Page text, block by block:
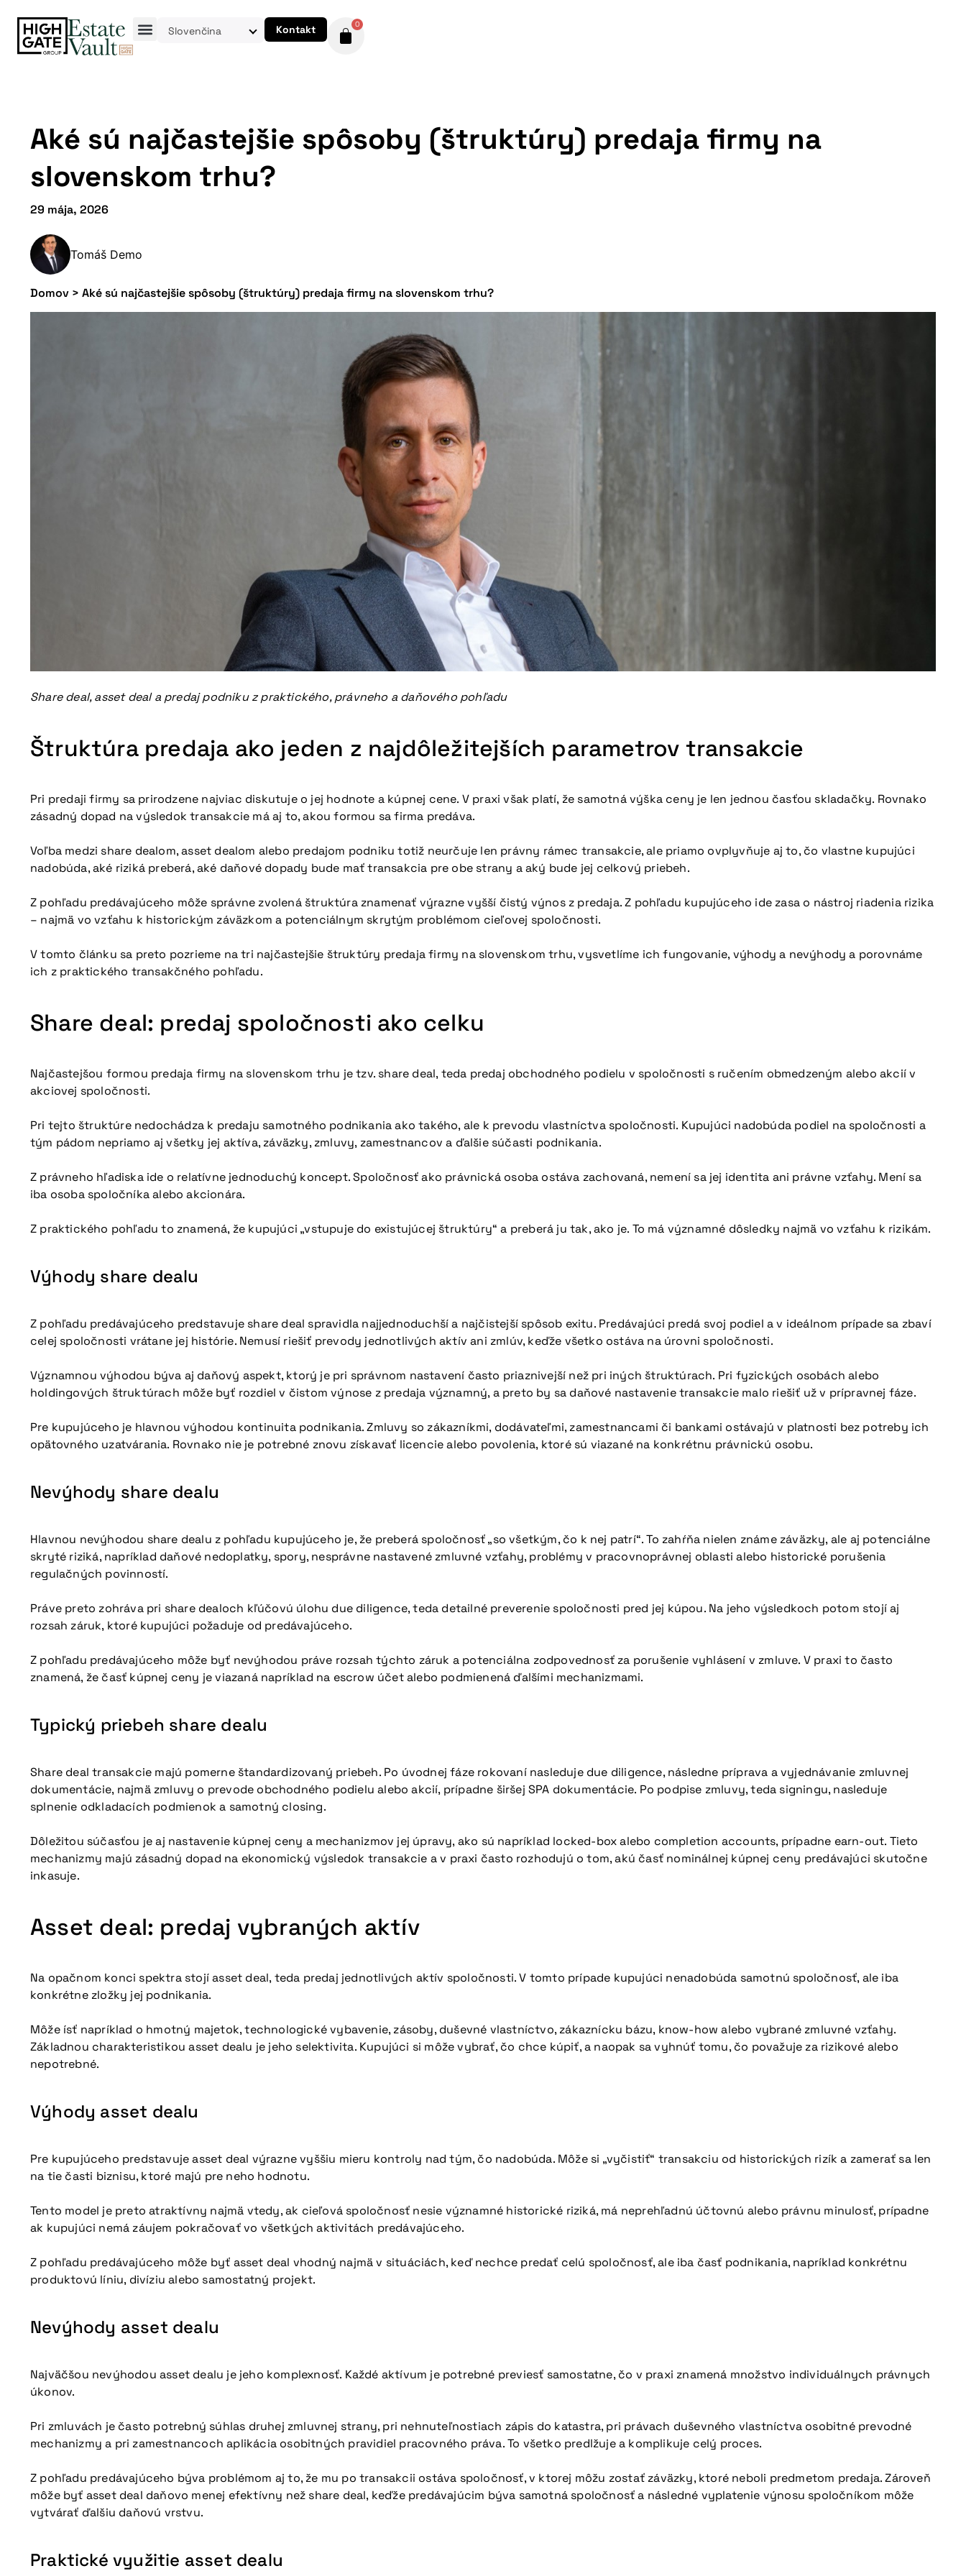
Slovenčina Kontakt 0
Aké sú najčastejšie spôsoby (štruktúry) predaja firmy na
slovenskom trhu?
29 mája, 2026
Tomáš Demo
Domov > Aké sú najčastejšie spôsoby (štruktúry) predaja firmy na slovenskom trhu?
Share deal, asset deal a predaj podniku z praktického, právneho a daňového pohľadu
Štruktúra predaja ako jeden z najdôležitejších parametrov transakcie
Pri predaji firmy sa prirodzene najviac diskutuje o jej hodnote a kúpnej cene. V praxi však platí, že samotná výška ceny je len jednou časťou skladačky. Rovnako
zásadný dopad na výsledok transakcie má aj to, akou formou sa firma predáva.
Voľba medzi share dealom, asset dealom alebo predajom podniku totiž neurčuje len právny rámec transakcie, ale priamo ovplyvňuje aj to, čo vlastne kupujúci
nadobúda, aké riziká preberá, aké daňové dopady bude mať transakcia pre obe strany a aký bude jej celkový priebeh.
Z pohľadu predávajúceho môže správne zvolená štruktúra znamenať výrazne vyšší čistý výnos z predaja. Z pohľadu kupujúceho ide zasa o nástroj riadenia rizika
– najmä vo vzťahu k historickým záväzkom a potenciálnym skrytým problémom cieľovej spoločnosti.
V tomto článku sa preto pozrieme na tri najčastejšie štruktúry predaja firmy na slovenskom trhu, vysvetlíme ich fungovanie, výhody a nevýhody a porovnáme
ich z praktického transakčného pohľadu.
Share deal: predaj spoločnosti ako celku
Najčastejšou formou predaja firmy na slovenskom trhu je tzv. share deal, teda predaj obchodného podielu v spoločnosti s ručením obmedzeným alebo akcií v
akciovej spoločnosti.
Pri tejto štruktúre nedochádza k predaju samotného podnikania ako takého, ale k prevodu vlastníctva spoločnosti. Kupujúci nadobúda podiel na spoločnosti a
tým pádom nepriamo aj všetky jej aktíva, záväzky, zmluvy, zamestnancov a ďalšie súčasti podnikania.
Z právneho hľadiska ide o relatívne jednoduchý koncept. Spoločnosť ako právnická osoba ostáva zachovaná, nemení sa jej identita ani právne vzťahy. Mení sa
iba osoba spoločníka alebo akcionára.
Z praktického pohľadu to znamená, že kupujúci „vstupuje do existujúcej štruktúry“ a preberá ju tak, ako je. To má významné dôsledky najmä vo vzťahu k rizikám.
Výhody share dealu
Z pohľadu predávajúceho predstavuje share deal spravidla najjednoduchší a najčistejší spôsob exitu. Predávajúci predá svoj podiel a v ideálnom prípade sa zbaví
celej spoločnosti vrátane jej histórie. Nemusí riešiť prevody jednotlivých aktív ani zmlúv, keďže všetko ostáva na úrovni spoločnosti.
Významnou výhodou býva aj daňový aspekt, ktorý je pri správnom nastavení často priaznivejší než pri iných štruktúrach. Pri fyzických osobách alebo
holdingových štruktúrach môže byť rozdiel v čistom výnose z predaja významný, a preto by sa daňové nastavenie transakcie malo riešiť už v prípravnej fáze.
Pre kupujúceho je hlavnou výhodou kontinuita podnikania. Zmluvy so zákazníkmi, dodávateľmi, zamestnancami či bankami ostávajú v platnosti bez potreby ich
opätovného uzatvárania. Rovnako nie je potrebné znovu získavať licencie alebo povolenia, ktoré sú viazané na konkrétnu právnickú osobu.
Nevýhody share dealu
Hlavnou nevýhodou share dealu z pohľadu kupujúceho je, že preberá spoločnosť „so všetkým, čo k nej patrí“. To zahŕňa nielen známe záväzky, ale aj potenciálne
skryté riziká, napríklad daňové nedoplatky, spory, nesprávne nastavené zmluvné vzťahy, problémy v pracovnoprávnej oblasti alebo historické porušenia
regulačných povinností.
Práve preto zohráva pri share dealoch kľúčovú úlohu due diligence, teda detailné preverenie spoločnosti pred jej kúpou. Na jeho výsledkoch potom stojí aj
rozsah záruk, ktoré kupujúci požaduje od predávajúceho.
Z pohľadu predávajúceho môže byť nevýhodou práve rozsah týchto záruk a potenciálna zodpovednosť za porušenie vyhlásení v zmluve. V praxi to často
znamená, že časť kúpnej ceny je viazaná napríklad na escrow účet alebo podmienená ďalšími mechanizmami.
Typický priebeh share dealu
Share deal transakcie majú pomerne štandardizovaný priebeh. Po úvodnej fáze rokovaní nasleduje due diligence, následne príprava a vyjednávanie zmluvnej
dokumentácie, najmä zmluvy o prevode obchodného podielu alebo akcií, prípadne širšej SPA dokumentácie. Po podpise zmluvy, teda signingu, nasleduje
splnenie odkladacích podmienok a samotný closing.
Dôležitou súčasťou je aj nastavenie kúpnej ceny a mechanizmov jej úpravy, ako sú napríklad locked-box alebo completion accounts, prípadne earn-out. Tieto
mechanizmy majú zásadný dopad na ekonomický výsledok transakcie a v praxi často rozhodujú o tom, akú časť nominálnej kúpnej ceny predávajúci skutočne
inkasuje.
Asset deal: predaj vybraných aktív
Na opačnom konci spektra stojí asset deal, teda predaj jednotlivých aktív spoločnosti. V tomto prípade kupujúci nenadobúda samotnú spoločnosť, ale iba
konkrétne zložky jej podnikania.
Môže ísť napríklad o hmotný majetok, technologické vybavenie, zásoby, duševné vlastníctvo, zákaznícku bázu, know-how alebo vybrané zmluvné vzťahy.
Základnou charakteristikou asset dealu je jeho selektivita. Kupujúci si môže vybrať, čo chce kúpiť, a naopak sa vyhnúť tomu, čo považuje za rizikové alebo
nepotrebné.
Výhody asset dealu
Pre kupujúceho predstavuje asset deal výrazne vyššiu mieru kontroly nad tým, čo nadobúda. Môže si „vyčistiť“ transakciu od historických rizík a zamerať sa len
na tie časti biznisu, ktoré majú pre neho hodnotu.
Tento model je preto atraktívny najmä vtedy, ak cieľová spoločnosť nesie významné historické riziká, má neprehľadnú účtovnú alebo právnu minulosť, prípadne
ak kupujúci nemá záujem pokračovať vo všetkých aktivitách predávajúceho.
Z pohľadu predávajúceho môže byť asset deal vhodný najmä v situáciách, keď nechce predať celú spoločnosť, ale iba časť podnikania, napríklad konkrétnu
produktovú líniu, divíziu alebo samostatný projekt.
Nevýhody asset dealu
Najväčšou nevýhodou asset dealu je jeho komplexnosť. Každé aktívum je potrebné previesť samostatne, čo v praxi znamená množstvo individuálnych právnych
úkonov.
Pri zmluvách je často potrebný súhlas druhej zmluvnej strany, pri nehnuteľnostiach zápis do katastra, pri právach duševného vlastníctva osobitné prevodné
mechanizmy a pri zamestnancoch aplikácia osobitných pravidiel pracovného práva. To všetko predlžuje a komplikuje celý proces.
Z pohľadu predávajúceho býva problémom aj to, že mu po transakcii ostáva spoločnosť, v ktorej môžu zostať záväzky, ktoré neboli predmetom predaja. Zároveň
môže byť asset deal daňovo menej efektívny než share deal, keďže predávajúcim býva samotná spoločnosť a následné vyplatenie výnosu spoločníkom môže
vytvárať ďalšiu daňovú vrstvu.
Praktické využitie asset dealu